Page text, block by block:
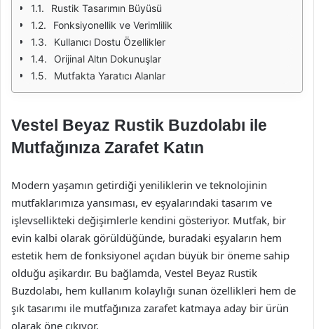
Rustik Tasarımın Büyüsü
Fonksiyonellik ve Verimlilik
Kullanıcı Dostu Özellikler
Orijinal Altın Dokunuşlar
Mutfakta Yaratıcı Alanlar
Vestel Beyaz Rustik Buzdolabı ile
Mutfağınıza Zarafet Katın
Modern yaşamın getirdiği yeniliklerin ve teknolojinin
mutfaklarımıza yansıması, ev eşyalarındaki tasarım ve
işlevsellikteki değişimlerle kendini gösteriyor. Mutfak, bir
evin kalbi olarak görüldüğünde, buradaki eşyaların hem
estetik hem de fonksiyonel açıdan büyük bir öneme sahip
olduğu aşikardır. Bu bağlamda, Vestel Beyaz Rustik
Buzdolabı, hem kullanım kolaylığı sunan özellikleri hem de
şık tasarımı ile mutfağınıza zarafet katmaya aday bir ürün
olarak öne çıkıyor.